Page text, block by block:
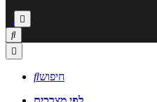



חיפוש